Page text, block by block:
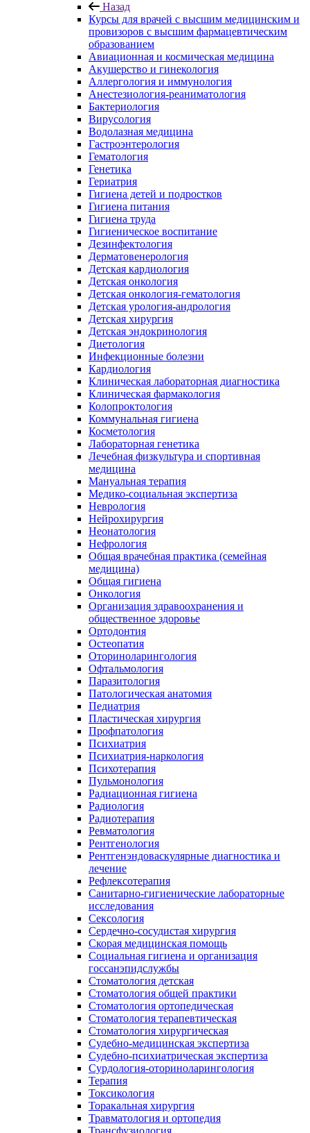
Назад
Курсы для врачей с высшим медицинским и
провизоров с высшим фармацевтическим
образованием
Авиационная и космическая медицина
Акушерство и гинекология
Аллергология и иммунология
Анестезиология-реаниматология
Бактериология
Вирусология
Водолазная медицина
Гастроэнтерология
Гематология
Генетика
Гериатрия
Гигиена детей и подростков
Гигиена питания
Гигиена труда
Гигиеническое воспитание
Дезинфектология
Дерматовенерология
Детская кардиология
Детская онкология
Детская онкология-гематология
Детская урология-андрология
Детская хирургия
Детская эндокринология
Диетология
Инфекционные болезни
Кардиология
Клиническая лабораторная диагностика
Клиническая фармакология
Колопроктология
Коммунальная гигиена
Косметология
Лабораторная генетика
Лечебная физкультура и спортивная
медицина
Мануальная терапия
Медико-социальная экспертиза
Неврология
Нейрохирургия
Неонатология
Нефрология
Общая врачебная практика (семейная
медицина)
Общая гигиена
Онкология
Организация здравоохранения и
общественное здоровье
Ортодонтия
Остеопатия
Оториноларингология
Офтальмология
Паразитология
Патологическая анатомия
Педиатрия
Пластическая хирургия
Профпатология
Психиатрия
Психиатрия-наркология
Психотерапия
Пульмонология
Радиационная гигиена
Радиология
Радиотерапия
Ревматология
Рентгенология
Рентгенэндоваскулярные диагностика и
лечение
Рефлексотерапия
Санитарно-гигиенические лабораторные
исследования
Сексология
Сердечно-сосудистая хирургия
Скорая медицинская помощь
Социальная гигиена и организация
госсанэпидслужбы
Стоматология детская
Стоматология общей практики
Стоматология ортопедическая
Стоматология терапевтическая
Стоматология хирургическая
Судебно-медицинская экспертиза
Судебно-психиатрическая экспертиза
Сурдология-оториноларингология
Терапия
Токсикология
Торакальная хирургия
Травматология и ортопедия
Трансфузиология